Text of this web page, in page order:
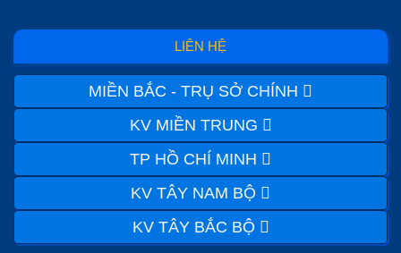
LIÊN HỆ
MIỀN BẮC - TRỤ SỞ CHÍNH
KV MIỀN TRUNG
TP HỒ CHÍ MINH
KV TÂY NAM BỘ
KV TÂY BẮC BỘ